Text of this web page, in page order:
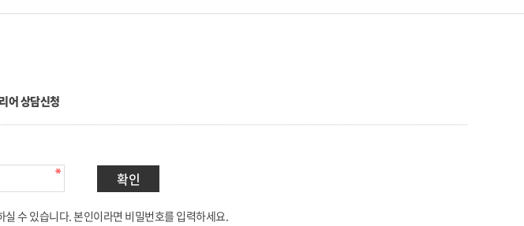
어 상담신청
실 수 있습니다. 본인이라면 비밀번호를 입력하세요.